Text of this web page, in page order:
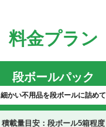
料金プラン
段ボールパック
細かい不用品を段ボールに詰めて
段ボール5箱程度